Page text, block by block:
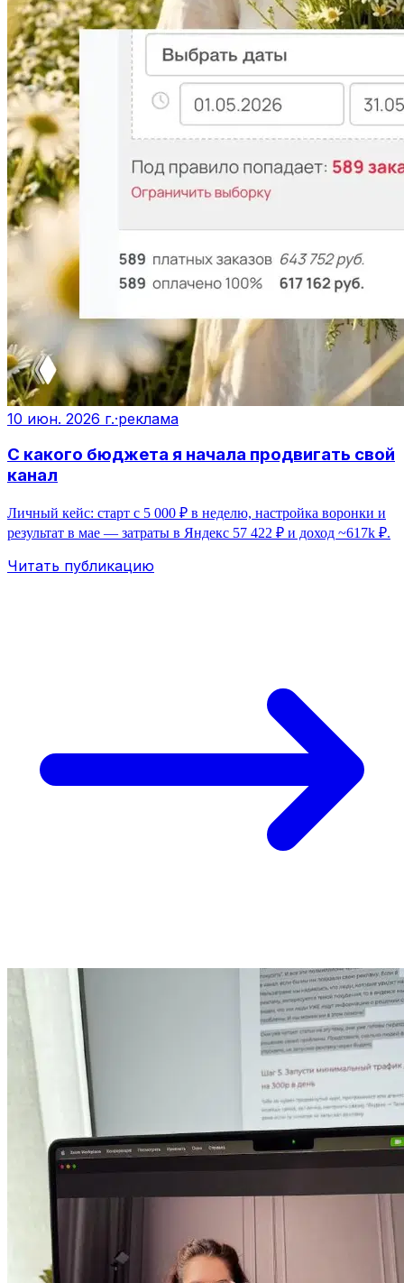
10 июн. 2026 г.·реклама
С какого бюджета я начала продвигать свой
канал
Личный кейс: старт с 5 000 ₽ в неделю, настройка воронки и
результат в мае — затраты в Яндекс 57 422 ₽ и доход ~617k ₽.
Читать публикацию